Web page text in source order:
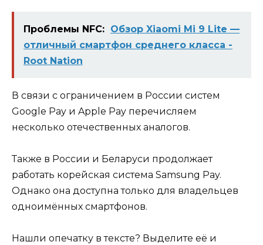
Проблемы NFC: Обзор Xiaomi Mi 9 Lite —
отличный смартфон среднего класса -
Root Nation
В связи с ограничением в России систем
Google Pay и Apple Pay перечисляем
несколько отечественных аналогов.
Также в России и Беларуси продолжает
работать корейская система Samsung Pay.
Однако она доступна только для владельцев
одноимённых смартфонов.
Нашли опечатку в тексте? Выделите её и